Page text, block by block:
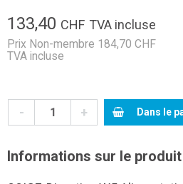
133,40 CHF TVA incluse
Prix Non-membre 184,70 CHF
TVA incluse
- + Dans le
Informations sur le produit